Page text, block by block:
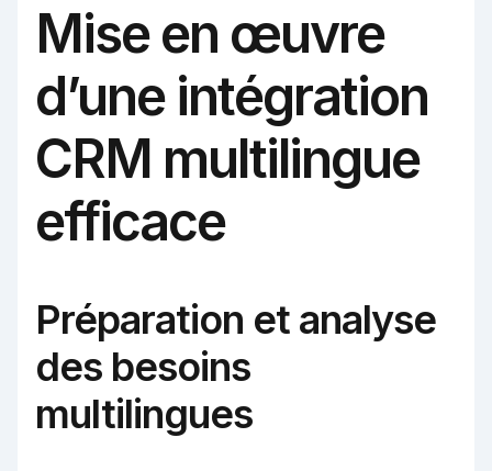
Mise en œuvre
d’une intégration
CRM multilingue
efficace
Préparation et analyse
des besoins
multilingues